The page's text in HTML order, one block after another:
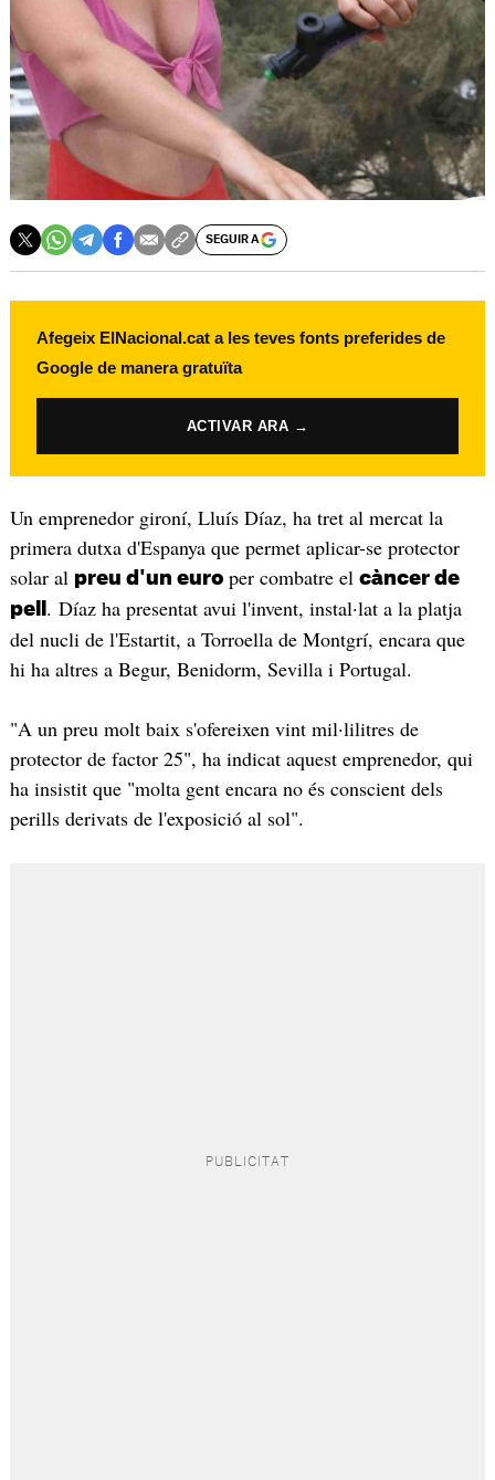
SEGUIR A
Afegeix ElNacional.cat a les teves fonts preferides de
Google de manera gratuïta
ACTIVAR ARA →
Un emprenedor gironí, Lluís Díaz, ha tret al mercat la
primera dutxa d'Espanya que permet aplicar-se protector
solar al preu d'un euro per combatre el càncer de
pell . Díaz ha presentat avui l'invent, instal·lat a la platja
del nucli de l'Estartit, a Torroella de Montgrí, encara que
hi ha altres a Begur, Benidorm, Sevilla i Portugal.
"A un preu molt baix s'ofereixen vint mil·lilitres de
protector de factor 25", ha indicat aquest emprenedor, qui
ha insistit que "molta gent encara no és conscient dels
perills derivats de l'exposició al sol".